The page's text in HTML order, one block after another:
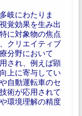
岐にわたりま
覚効果を生み出
に対象物の焦点
クリエイティブ
分野において
され、例えば顕
上に寄与してい
自動運転車のセ
術が応用されて
環境理解の精度